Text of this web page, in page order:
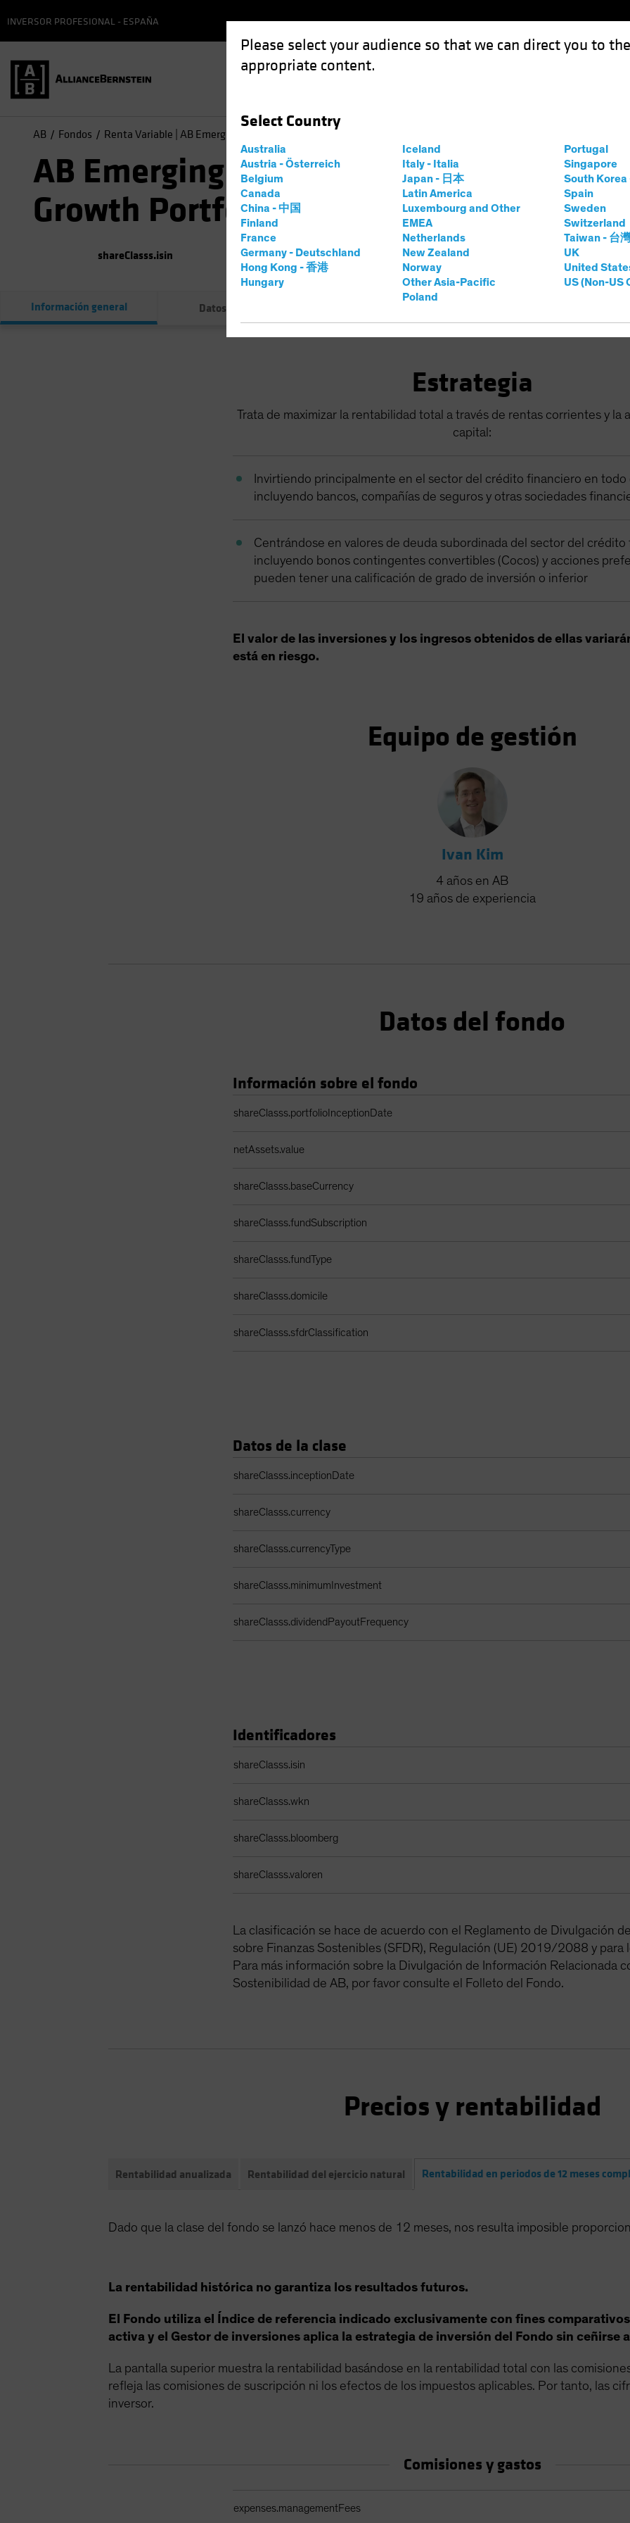
Please select your audience so that we can direct you to
appropriate content.
Select Country
Australia
Austria - Österreich
Belgium
Canada
China - 中国
Finland
France
Germany - Deutschland
Hong Kong - 香港
Hungary
Iceland
Italy - Italia
Japan - 日本
Latin America
Luxembourg and Other
EMEA
Netherlands
New Zealand
Norway
Other Asia-Pacific
Poland
Portugal
Singapore
South Korea
Spain
Sweden
Switzerland
Taiwan - 台
UK
United
US (Non-US
INVERSOR PROFESIONAL - ESPAÑA
AB Fondos Renta Variable | AB Emerging Markets Growth Portfolio
AB Emerging Markets
Growth Portfolio
Clase
shareClasss.isin (A fecha de 08/08/2026 prices.change
0,00
Información general Datos del fondo
Estrategia
Trata de maximizar la rentabilidad total a través de rentas corrientes y la
capital:
Invirtiendo principalmente en el sector del crédito financiero en todo
incluyendo bancos, compañías de seguros y otras sociedades
Centrándose en valores de deuda subordinada del sector del crédito
incluyendo bonos contingentes convertibles (Cocos) y acciones
pueden tener una calificación de grado de inversión o inferior
El valor de las inversiones y los ingresos obtenidos de ellas
está en riesgo.
Equipo de gestión
Ivan Kim
4 años en AB
19 años de experiencia
Datos del fondo
Información sobre el fondo
shareClasss.portfolioInceptionDate
netAssets.value
shareClasss.baseCurrency
shareClasss.fundSubscription
shareClasss.fundType
shareClasss.domicile
shareClasss.sfdrClassification
Datos de la clase
shareClasss.inceptionDate
shareClasss.currency
shareClasss.currencyType
shareClasss.minimumInvestment
shareClasss.dividendPayoutFrequency
Identificadores
shareClasss.isin
shareClasss.wkn
shareClasss.bloomberg
shareClasss.valoren
La clasificación se hace de acuerdo con el Reglamento de Divulgación
sobre Finanzas Sostenibles (SFDR), Regulación (UE) 2019/2088 y para
Para más información sobre la Divulgación de Información Relacionada
Sostenibilidad de AB, por favor consulte el Folleto del Fondo.
Precios y rentabilidad
Rentabilidad anualizada Rentabilidad del ejercicio natural Rentabilidad en periodos de 12 meses
Dado que la clase del fondo se lanzó hace menos de 12 meses, nos resulta imposible
La rentabilidad histórica no garantiza los resultados futuros.
El Fondo utiliza el Índice de referencia indicado exclusivamente con fines
activa y el Gestor de inversiones aplica la estrategia de inversión del Fondo sin ceñirse
La pantalla superior muestra la rentabilidad basándose en la rentabilidad total con las
refleja las comisiones de suscripción ni los efectos de los impuestos aplicables. Por tanto, las
inversor.
Comisiones y gastos
expenses.managementFees